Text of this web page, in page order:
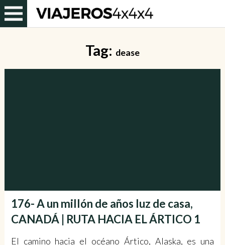
Tag: dease
176- A un millón de años luz de casa,
CANADÁ | RUTA HACIA EL ÁRTICO 1
El camino hacia el océano Ártico, Alaska, es una